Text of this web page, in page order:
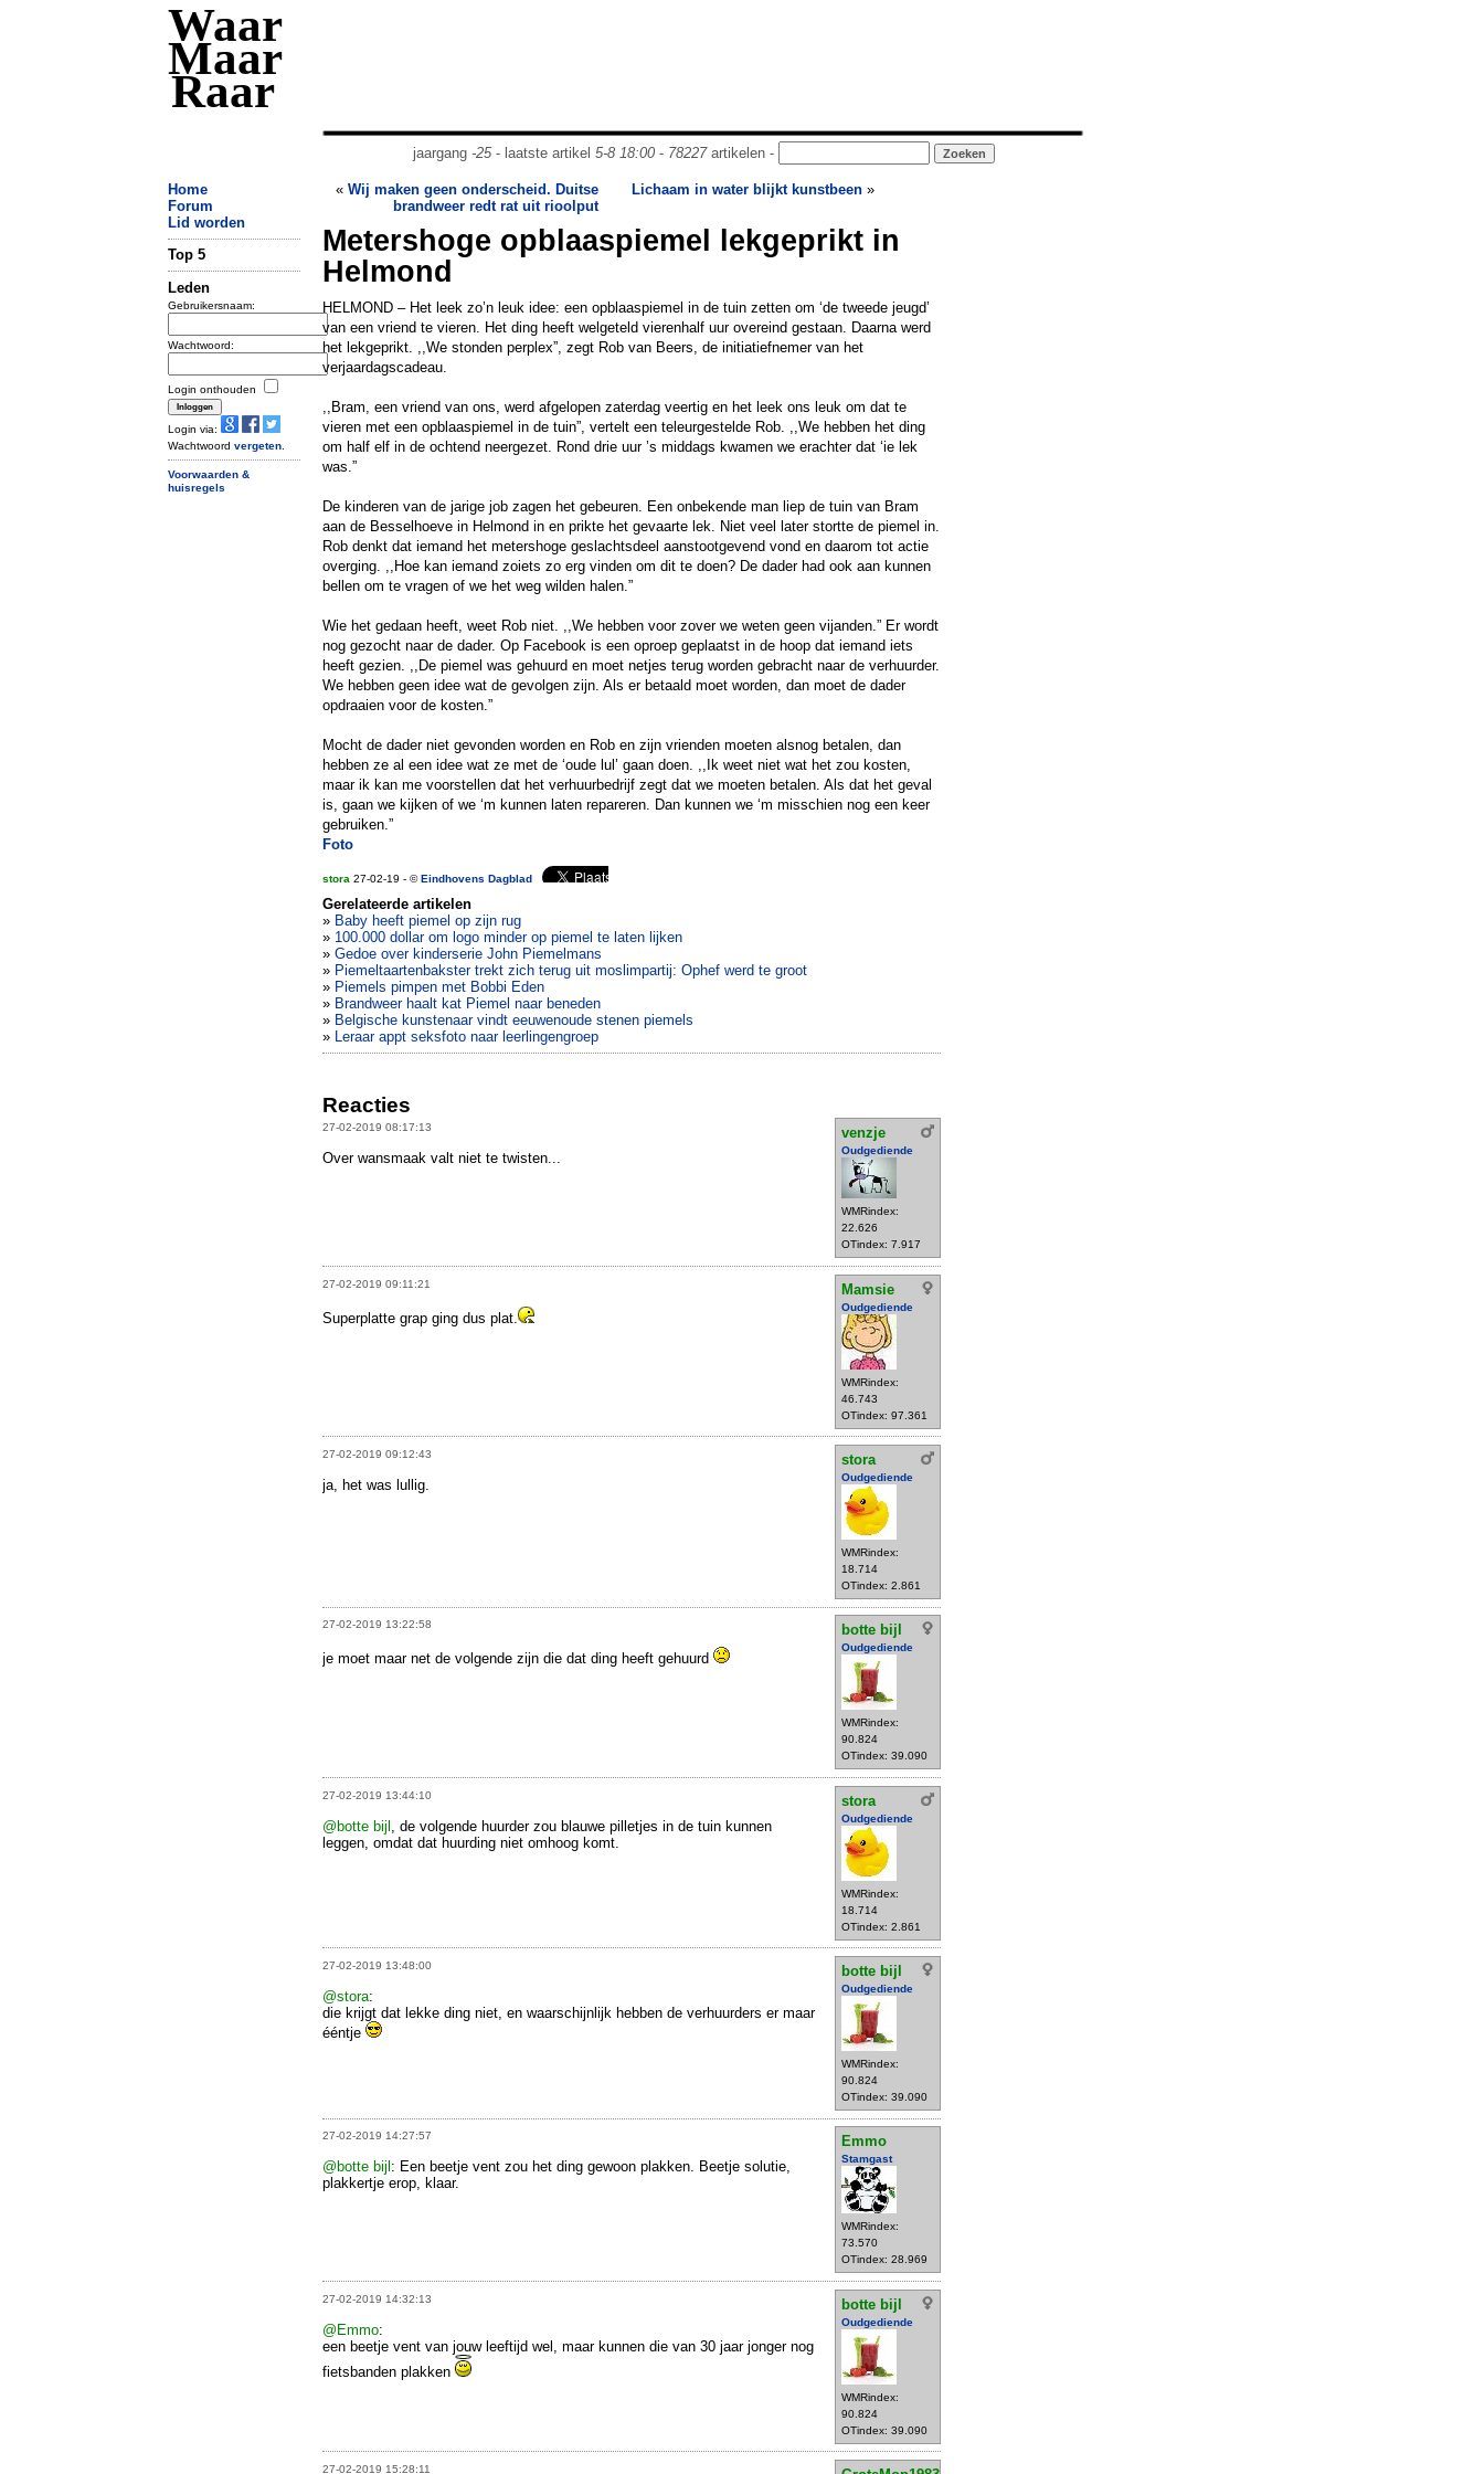
Waar
Maar
Raar
jaargang -25- laatste artikel 5-8 18:00- 78227artikelen -
Home
Forum
Lid worden
Top 5
Leden
Gebruikersnaam:
Wachtwoord:
Login onthouden
Login via:
Wachtwoord vergeten
Voorwaarden &
huisregels
« Wij maken geen onderscheid. Duitse
brandweer redt rat uit rioolput
Lichaam in water blijkt kunstbeen »
Metershoge opblaaspiemel lekgeprikt in
Helmond
HELMOND – Het leek zo’n leuk idee: een opblaaspiemel in de tuin zetten om ‘de tweede jeugd’
van een vriend te vieren. Het ding heeft welgeteld vierenhalf uur overeind gestaan. Daarna werd
het lekgeprikt. ,,We stonden perplex”, zegt Rob van Beers, de initiatiefnemer van het
verjaardagscadeau.
,,Bram, een vriend van ons, werd afgelopen zaterdag veertig en het leek ons leuk om dat te
vieren met een opblaaspiemel in de tuin”, vertelt een teleurgestelde Rob. ,,We hebben het ding
om half elf in de ochtend neergezet. Rond drie uur ’s middags kwamen we erachter dat ‘ie lek
was.”
De kinderen van de jarige job zagen het gebeuren. Een onbekende man liep de tuin van Bram
aan de Besselhoeve in Helmond in en prikte het gevaarte lek. Niet veel later stortte de piemel in.
Rob denkt dat iemand het metershoge geslachtsdeel aanstootgevend vond en daarom tot actie
overging. ,,Hoe kan iemand zoiets zo erg vinden om dit te doen? De dader had ook aan kunnen
bellen om te vragen of we het weg wilden halen.”
Wie het gedaan heeft, weet Rob niet. ,,We hebben voor zover we weten geen vijanden.” Er wordt
nog gezocht naar de dader. Op Facebook is een oproep geplaatst in de hoop dat iemand iets
heeft gezien. ,,De piemel was gehuurd en moet netjes terug worden gebracht naar de verhuurder.
We hebben geen idee wat de gevolgen zijn. Als er betaald moet worden, dan moet de dader
opdraaien voor de kosten.”
Mocht de dader niet gevonden worden en Rob en zijn vrienden moeten alsnog betalen, dan
hebben ze al een idee wat ze met de ‘oude lul’ gaan doen. ,,Ik weet niet wat het zou kosten,
maar ik kan me voorstellen dat het verhuurbedrijf zegt dat we moeten betalen. Als dat het geval
is, gaan we kijken of we ‘m kunnen laten repareren. Dan kunnen we ‘m misschien nog een keer
gebruiken.”
Foto
stora 27-02-19 - ©Eindhovens Dagblad
Gerelateerde artikelen
» Baby heeft piemel op zijn rug
» 100.000 dollar om logo minder op piemel te laten lijken
» Gedoe over kinderserie John Piemelmans
» Piemeltaartenbakster trekt zich terug uit moslimpartij: Ophef werd te groot
» Piemels pimpen met Bobbi Eden
» Brandweer haalt kat Piemel naar beneden
» Belgische kunstenaar vindt eeuwenoude stenen piemels
» Leraar appt seksfoto naar leerlingengroep
Reacties
27-02-2019 08:17:13 venzje
Oudgediende
WMRindex:
22.626
OTindex: 7.917
Over wansmaak valt niet te twisten...
27-02-2019 09:11:21 Mamsie
Oudgediende
WMRindex:
46.743
OTindex: 97.361
Superplatte grap ging dus plat.
27-02-2019 09:12:43 stora
Oudgediende
WMRindex:
18.714
OTindex: 2.861
ja, het was lullig.
27-02-2019 13:22:58 botte bijl
Oudgediende
WMRindex:
90.824
OTindex: 39.090
je moet maar net de volgende zijn die dat ding heeft gehuurd
27-02-2019 13:44:10 stora
Oudgediende
WMRindex:
18.714
OTindex: 2.861
@botte bijl , de volgende huurder zou blauwe pilletjes in de tuin kunnen
leggen, omdat dat huurding niet omhoog komt.
27-02-2019 13:48:00 botte bijl
Oudgediende
WMRindex:
90.824
OTindex: 39.090
@stora:
die krijgt dat lekke ding niet, en waarschijnlijk hebben de verhuurders er maar
ééntje
27-02-2019 14:27:57 Emmo
Stamgast
WMRindex:
73.570
OTindex: 28.969
@botte bijl : Een beetje vent zou het ding gewoon plakken. Beetje solutie,
plakkertje erop, klaar.
27-02-2019 14:32:13 botte bijl
Oudgediende
WMRindex:
90.824
OTindex: 39.090
@Emmo:
een beetje vent van jouw leeftijd wel, maar kunnen die van 30 jaar jonger nog
fietsbanden plakken
27-02-2019 15:28:11